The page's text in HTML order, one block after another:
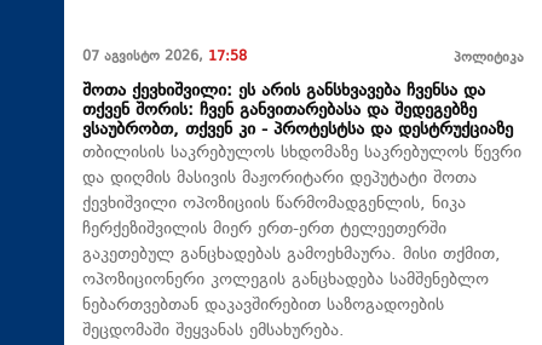
07 აგვისტო 2026, 17:58 პოლიტიკა
შოთა ქევხიშვილი: ეს არის განსხვავება ჩვენსა და
თქვენ შორის: ჩვენ განვითარებასა და შედეგებზე
ვსაუბრობთ, თქვენ კი - პროტესტსა და დესტრუქციაზე
თბილისის საკრებულოს სხდომაზე საკრებულოს წევრი
და დიღმის მასივის მაჟორიტარი დეპუტატი შოთა
ქევხიშვილი ოპოზიციის წარმომადგენლის, ნიკა
ჩერქეზიშვილის მიერ ერთ-ერთ ტელეეთერში
გაკეთებულ განცხადებას გამოეხმაურა. მისი თქმით,
ოპოზიციონერი კოლეგის განცხადება სამშენებლო
ნებართვებთან დაკავშირებით საზოგადოების
შეცდომაში შეყვანას ემსახურება.